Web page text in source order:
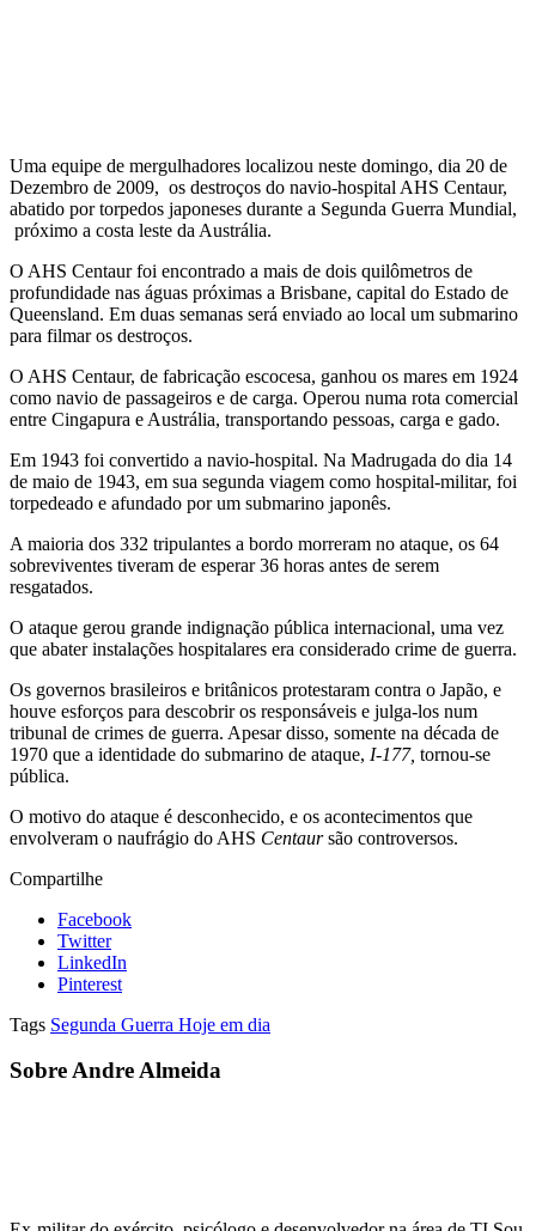
Uma equipe de mergulhadores localizou neste domingo, dia 20 de
Dezembro de 2009, os destroços do navio-hospital AHS Centaur,
abatido por torpedos japoneses durante a Segunda Guerra Mundial,
próximo a costa leste da Austrália.
O AHS Centaur foi encontrado a mais de dois quilômetros de
profundidade nas águas próximas a Brisbane, capital do Estado de
Queensland. Em duas semanas será enviado ao local um submarino
para filmar os destroços.
O AHS Centaur, de fabricação escocesa, ganhou os mares em 1924
como navio de passageiros e de carga. Operou numa rota comercial
entre Cingapura e Austrália, transportando pessoas, carga e gado.
Em 1943 foi convertido a navio-hospital. Na Madrugada do dia 14
de maio de 1943, em sua segunda viagem como hospital-militar, foi
torpedeado e afundado por um submarino japonês.
A maioria dos 332 tripulantes a bordo morreram no ataque, os 64
sobreviventes tiveram de esperar 36 horas antes de serem
resgatados.
O ataque gerou grande indignação pública internacional, uma vez
que abater instalações hospitalares era considerado crime de guerra.
Os governos brasileiros e britânicos protestaram contra o Japão, e
houve esforços para descobrir os responsáveis e julga-los num
tribunal de crimes de guerra. Apesar disso, somente na década de
1970 que a identidade do submarino de ataque, I-177, tornou-se
pública.
O motivo do ataque é desconhecido, e os acontecimentos que
envolveram o naufrágio do AHS Centaursão controversos.
Compartilhe
Facebook
Twitter
LinkedIn
Pinterest
Tags Segunda Guerra Hoje em dia
Sobre Andre Almeida